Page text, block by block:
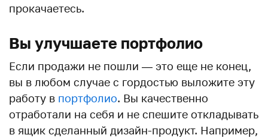
прокачаетесь.
Вы улучшаете портфолио
Если продажи не пошли — это еще не конец,
вы в любом случае с гордостью выложите эту
работу в портфолио. Вы качественно
отработали на себя и не спешите откладывать
в ящик сделанный дизайн-продукт. Например,